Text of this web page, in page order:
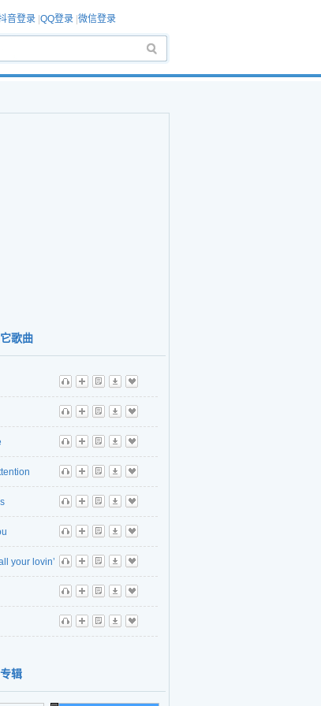
音登录 QQ登录 微信登录
歌曲
听
播 歌 下 收
听
播 歌 下 收
听
播 歌 下 收
听
播 歌 下 收
听
播 歌 下 收
听
播 歌 下 收
your lovin’
听
播 歌 下 收
听
播 歌 下 收
听
播 歌 下 收
辑